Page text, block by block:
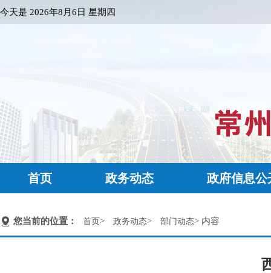
今天是 2026年8月6日 星期四
首页 政务动态 政府信息公
您当前的位置： 首页> 政务动态> 部门动态> 内容